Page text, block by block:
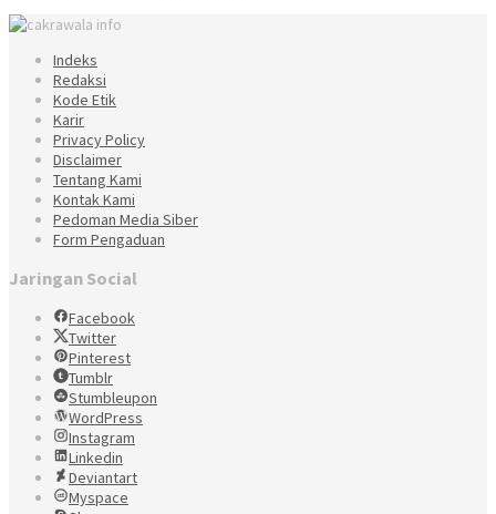
Indeks
Redaksi
Kode Etik
Karir
Privacy Policy
Disclaimer
Tentang Kami
Kontak Kami
Pedoman Media Siber
Form Pengaduan
Jaringan Social
Facebook
Twitter
Pinterest
Tumblr
Stumbleupon
WordPress
Instagram
Linkedin
Deviantart
Myspace